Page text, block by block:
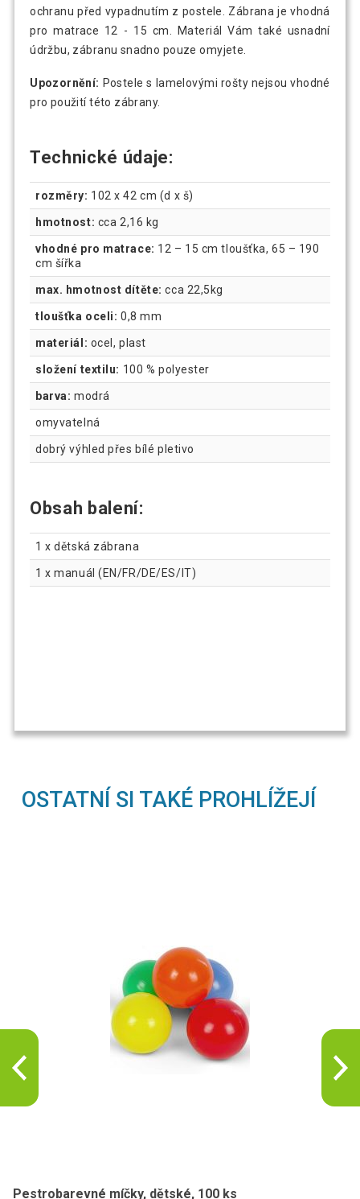
ochranu před vypadnutím z postele. Zábrana je vhodná
pro matrace 12 - 15 cm. Materiál Vám také usnadní
údržbu, zábranu snadno pouze omyjete.
Upozornění: Postele s lamelovými rošty nejsou vhodné
pro použití této zábrany.
Technické údaje:
rozměry: 102 x 42 cm (d x š)
hmotnost: cca 2,16 kg
vhodné pro matrace: 12 – 15 cm tloušťka, 65 – 190
cm šířka
max. hmotnost dítěte: cca 22,5kg
tloušťka oceli: 0,8 mm
materiál: ocel, plast
složení textilu: 100 % polyester
barva: modrá
omyvatelná
dobrý výhled přes bílé pletivo
Obsah balení:
1 x dětská zábrana
1 x manuál (EN/FR/DE/ES/IT)
OSTATNÍ SI TAKÉ PROHLÍŽEJÍ
Pestrobarevné míčky, dětské, 100 ks